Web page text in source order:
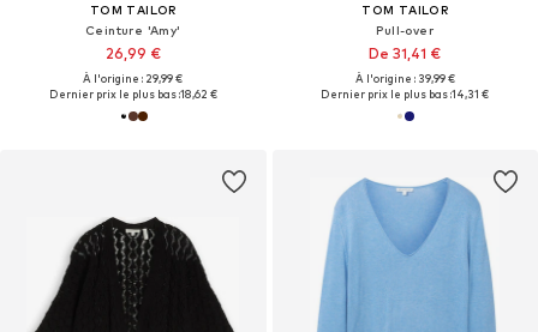
TOM TAILOR
Ceinture 'Amy'
26,99 €
À l'origine : 29,99 €
Dernier prix le plus bas :18,62 €
TOM TAILOR
Pull-over
De 31,41 €
À l'origine : 39,99 €
Dernier prix le plus bas :14,31 €